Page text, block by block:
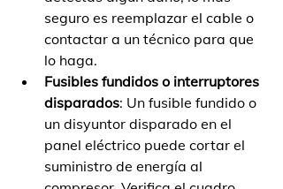
seguro es reemplazar el cable o
contactar a un técnico para que
lo haga.
Fusibles fundidos o interruptores
disparados: Un fusible fundido o
un disyuntor disparado en el
panel eléctrico puede cortar el
suministro de energía al